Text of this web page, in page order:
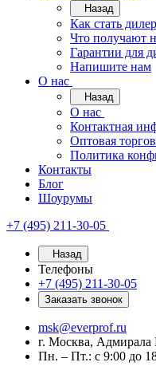
Назад
Как стать
Что получают
Гарантии для
Напишите нам
О нас
Назад
О нас
Контактная
Оптовая
Политика
Контакты
Блог
Шоурумы
+7 (495) 211-30-05
Назад
Телефоны
+7 (495) 211-30-05
Заказать звонок
msk@everprof.ru
г. Москва, Адмирала
Пн. – Пт.: с 9:00 до